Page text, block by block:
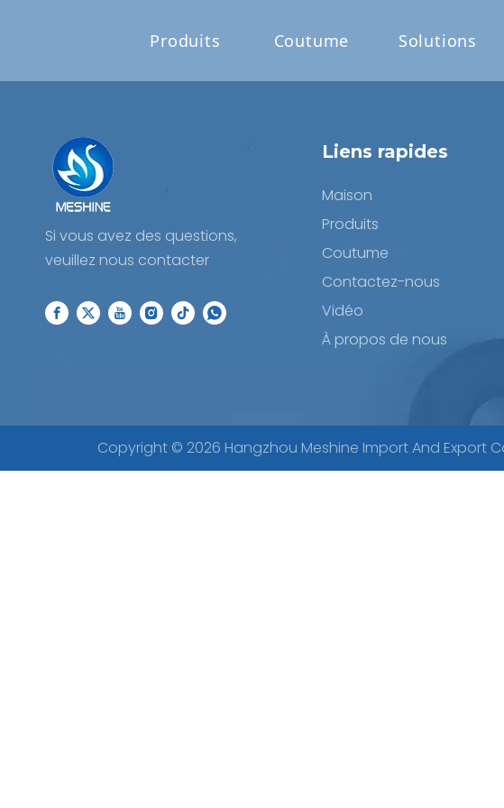
Produits Coutume Solutions
Si vous avez des questions,
veuillez nous contacter
Liens rapides
Maison
Produits
Coutume
Contactez-nous
Vidéo
À propos de nous
Copyright © 2026 Hangzhou Meshine Import And Export